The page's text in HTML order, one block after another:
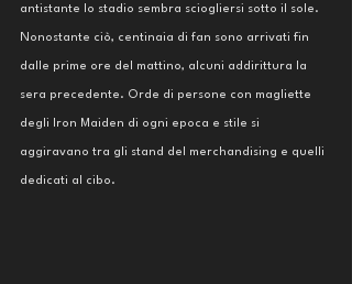
antistante lo stadio sembra sciogliersi sotto il sole.
Nonostante ciò, centinaia di fan sono arrivati fin
dalle prime ore del mattino, alcuni addirittura la
sera precedente. Orde di persone con magliette
degli Iron Maiden di ogni epoca e stile si
aggiravano tra gli stand del merchandising e quelli
dedicati al cibo.